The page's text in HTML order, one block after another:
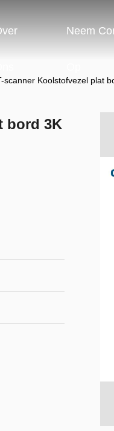
Neem
scanner Koolstofvezel plat
bord 3K